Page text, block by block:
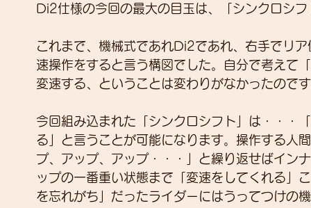
グループライド ウェットスーツ
Di2仕様の今回の最大の目玉は、「シンクロシフ
これまで、機械式であれDi2であれ、右手でリ
速操作をすると言う構図でした。自分で考えて
変速する、ということは変わりがなかったのです
今回組み込まれた「シンクロシフト」は・・・
る」と言うことが可能になります。操作する人
プ、アップ、アップ・・・」と繰り返せばイン
ップの一番重い状態まで「変速をしてくれる」
を忘れがち」だったライダーにはうってつけの